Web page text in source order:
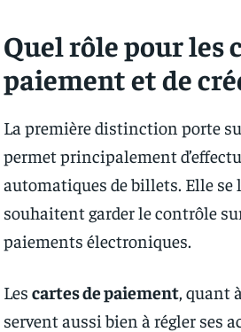
Quel rôle pour les
paiement et de
La première distinction porte
permet principalement
automatiques de billets. Elle
souhaitent garder le contrôle
paiements électroniques.
Lescartes de paiement, quant
servent aussi bien à régler ses